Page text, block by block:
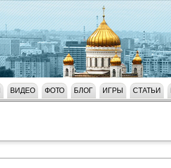
ВИДЕО ФОТО БЛОГ ИГРЫ СТАТЬИ